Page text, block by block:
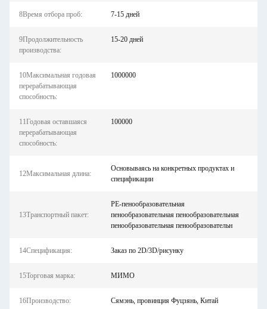
8Время отбора проб: 7-15 дней
9Продолжительность
производства:
15-20 дней
10Максимальная годовая
перерабатывающая
способность:
1000000
11Годовая оставшаяся
перерабатывающая
способность:
100000
12Максимальная длина:
Основываясь на конкретных продуктах и
спецификации
13Транспортный пакет:
PE-пенообразовательная
пенообразовательная пенообразовательная
пенообразовательная пенообразовательн
14Спецификация: Заказ по 2D/3D/рисунку
15Торговая марка: МИМО
16Производство: Сямэнь, провинция Фуцзянь, Китай